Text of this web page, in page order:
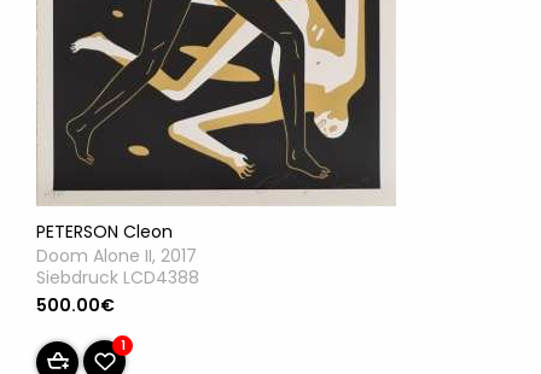
PETERSON Cleon
Doom Alone II, 2017
Siebdruck LCD4388
500.00€
1